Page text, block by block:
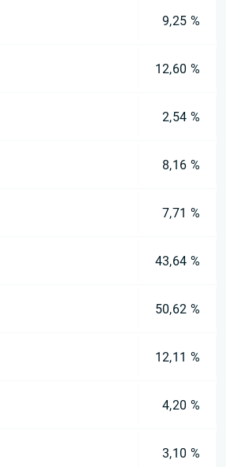
9,25 %
12,60 %
2,54 %
8,16 %
7,71 %
43,64 %
50,62 %
12,11 %
4,20 %
3,10 %